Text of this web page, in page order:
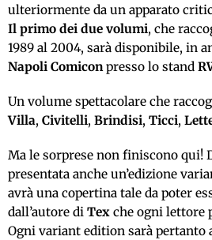
ulteriormente da un apparato
Il primo dei due volumi, che
1989 al 2004, sarà disponibile, in
Napoli Comiconpresso lo stand
Un volume spettacolare che
Villa, Civitelli, Brindisi, Ticci,
Ma le sorprese non finiscono qui!
presentata anche un’edizione
avrà una copertina tale da poter
dall’autore di Tex che ogni lettore
Ogni variant edition sarà pertanto